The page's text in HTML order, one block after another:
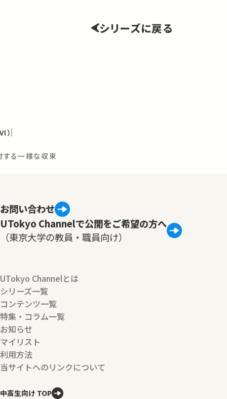
シリーズに戻る
）
る一様な収束
お問い合わせ
UTokyo Channelで公開をご希望の方へ
（東京大学の教員・職員向け）
UTokyo Channelとは
シリーズ一覧
コンテンツ一覧
特集・コラム一覧
お知らせ
マイリスト
利用方法
当サイトへのリンクについて
中高生向け TOP